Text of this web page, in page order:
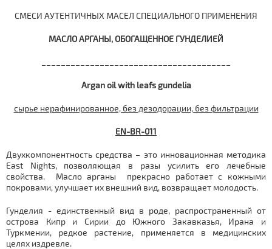
СМЕСИ АУТЕНТИЧНЫХ МАСЕЛ СПЕЦИАЛЬНОГО ПРИМЕНЕНИЯ
МАСЛОАРГАНЫ, ОБОГАЩЕННОЕ ГУНДЕЛИЕЙ
Argan oil with leafs gundelia
сырье нерафинированное, без дезодорации, без фильтрации
EN-BR-011
Двухкомпонентность средства – это инновационная методика
East Nights, позволяющая в разы усилить его лечебные
свойства. Масло арганы прекрасно работает с кожными
покровами, улучшает их внешний вид, возвращает молодость.
Гунделия - единственный вид в роде, распространенный от
острова Кипр и Сирии до Южного Закавказья, Ирана и
Туркмении, редкое растение, применяется в медицинских
целях издревле.